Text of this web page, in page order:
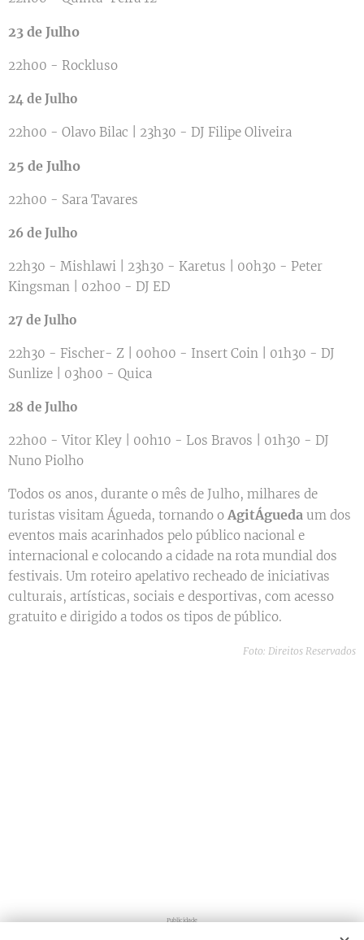
23 de Julho
22h00 - Rockluso
24 de Julho
22h00 - Olavo Bilac | 23h30 - DJ Filipe Oliveira
25 de Julho
22h00 - Sara Tavares
26 de Julho
22h30 - Mishlawi | 23h30 - Karetus | 00h30 - Peter
Kingsman | 02h00 - DJ ED
27 de Julho
22h30 - Fischer- Z | 00h00 - Insert Coin | 01h30 - DJ
Sunlize | 03h00 - Quica
28 de Julho
22h00 - Vitor Kley | 00h10 - Los Bravos | 01h30 - DJ
Nuno Piolho
Todos os anos, durante o mês de Julho, milhares de
turistas visitam Águeda, tornando o AgitÁgueda um dos
eventos mais acarinhados pelo público nacional e
internacional e colocando a cidade na rota mundial dos
festivais. Um roteiro apelativo recheado de iniciativas
culturais, artísticas, sociais e desportivas, com acesso
gratuito e dirigido a todos os tipos de público.
Foto: Direitos Reservados
Publicidade